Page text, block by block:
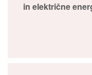
in električne